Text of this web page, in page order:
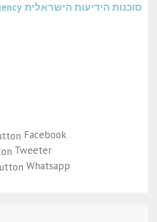
סוכנות הידיעות הישראלית
Facebook
Tweeter
Whatsapp